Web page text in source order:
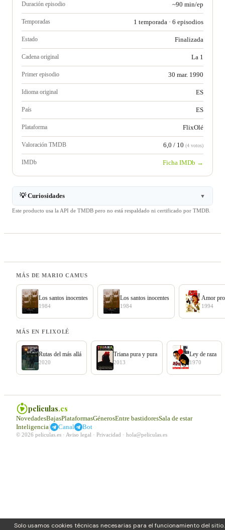
Solo usamos cookies técnicas necesarias para el funcionamiento del sitio.
Duración episodio ~90 min/ep
Temporadas 1 temporada · 6 episodios
Estado Finalizada
Cadena original La 1
Primer episodio 30 mar. 1990
Idioma original ES
País ES
Plataforma FlixOlé
Valoración TMDB 6,0 / 10 (4 votos)
IMDb Ficha IMDb →
💡 Curiosidades ▼
Este producto usa la API de TMDB pero no está respaldado ni certificado por TMDB.
MÁS DE MARIO CAMUS
Los santos inocentes
1984
Los santos inocentes
1984
Amor
1994
MÁS EN FLIXOLÉ
Rutas del más allá
2020
Triana pura y pura
2013
Ley de raza
1970
peliculas.es
NovedadesBajasPlataformasGénerosEntre bastidoresSala de estar
Inteligencia| Canal Bot
© 2026 peliculas.es · Aviso legal · Privacidad · hola@peliculas.es